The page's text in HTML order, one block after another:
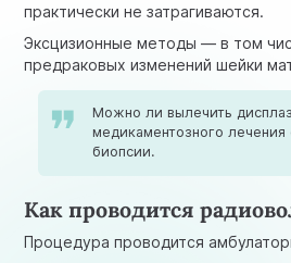
практически не затрагиваются.
Эксцизионные методы — в том
предраковых изменений шейки
Можно ли вылечить
медикаментозного
биопсии.
Как проводится
Процедура проводится